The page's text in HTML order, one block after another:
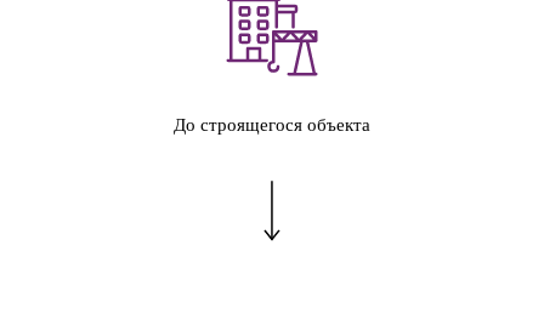
До строящегося объекта